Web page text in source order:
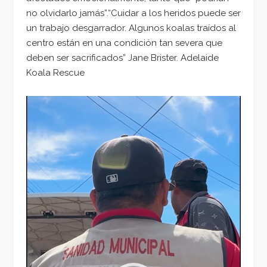
no olvidarlo jamás”.“Cuidar a los heridos puede ser
un trabajo desgarrador. Algunos koalas traídos al
centro están en una condición tan severa que
deben ser sacrificados” Jane Brister. Adelaide
Koala Rescue
Reproductor
vídeo